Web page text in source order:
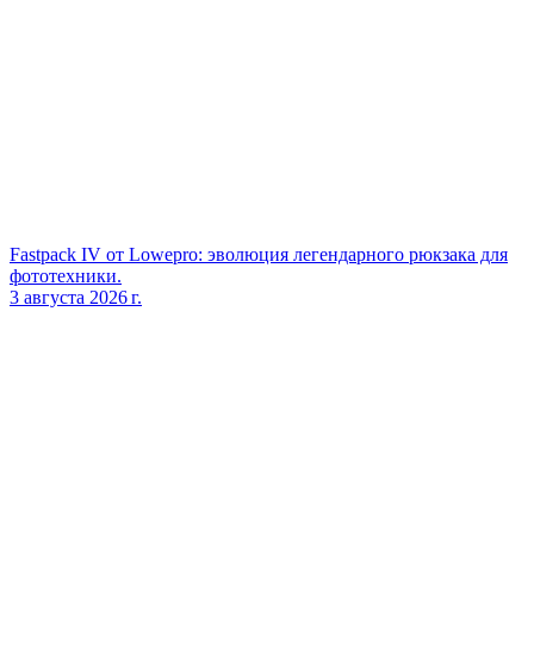
Fastpack IV от Lowepro: эволюция легендарного рюкзака для
фототехники.
3 августа 2026 г.